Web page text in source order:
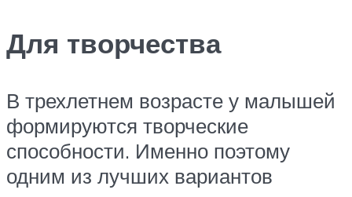
Для творчества
В трехлетнем возрасте у малышей
формируются творческие
способности. Именно поэтому
одним из лучших вариантов